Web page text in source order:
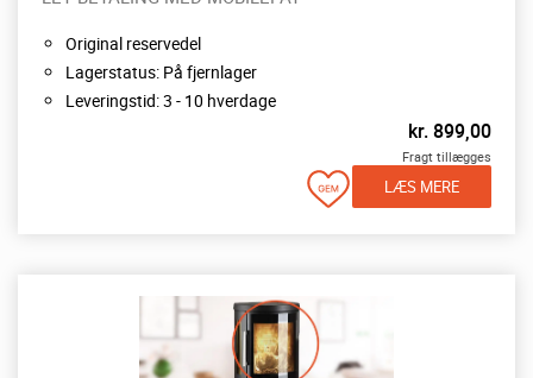
Original reservedel
Lagerstatus: På fjernlager
Leveringstid: 3 - 10 hverdage
kr.899,00
Fragt tillægges
LÆS MERE